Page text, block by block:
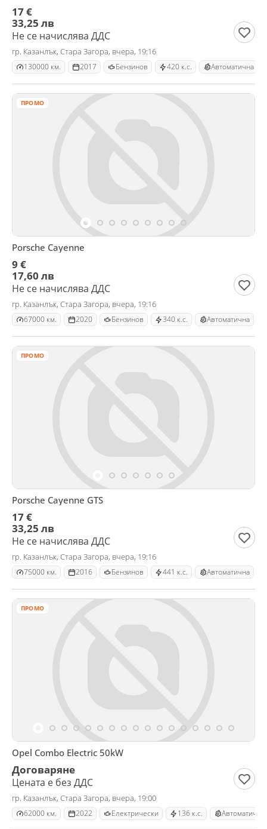
17 €
33,25 лв
Не се начислява ДДС
гр. Казанлък, Стара Загора, вчера, 19:16
130000 км. 2017 Бензинов 420 к.с. Автоматична
ПРОМО
Porsche Cayenne
9 €
17,60 лв
Не се начислява ДДС
гр. Казанлък, Стара Загора, вчера, 19:16
67000 км. 2020 Бензинов 340 к.с. Автоматична
ПРОМО
Porsche Cayenne GTS
17 €
33,25 лв
Не се начислява ДДС
гр. Казанлък, Стара Загора, вчера, 19:16
75000 км. 2016 Бензинов 441 к.с. Автоматична
ПРОМО
Opel Combo Electric 50kW
Договаряне
Цената е без ДДС
гр. Казанлък, Стара Загора, вчера, 19:00
62000 км. 2022 Електрически 136 к.с. Автоматична